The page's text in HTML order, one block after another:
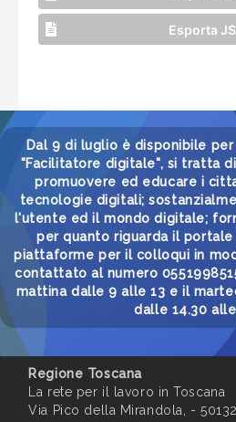
Esporta
Dal 9 di luglio è disponibile
"Facilitatore digitale", si tratta
promuovere ed educare i
tecnologie digitali;
l'utente ed il mondo digitale;
per quanto riguarda il portale
piattaforme per il colloqui in
contattato al numero
mattina dalle 9 alle 13 e il
dalle 14.30 alle
Regione Toscana
La rete per il lavoro in Toscana
Via Pico della Mirandola, -